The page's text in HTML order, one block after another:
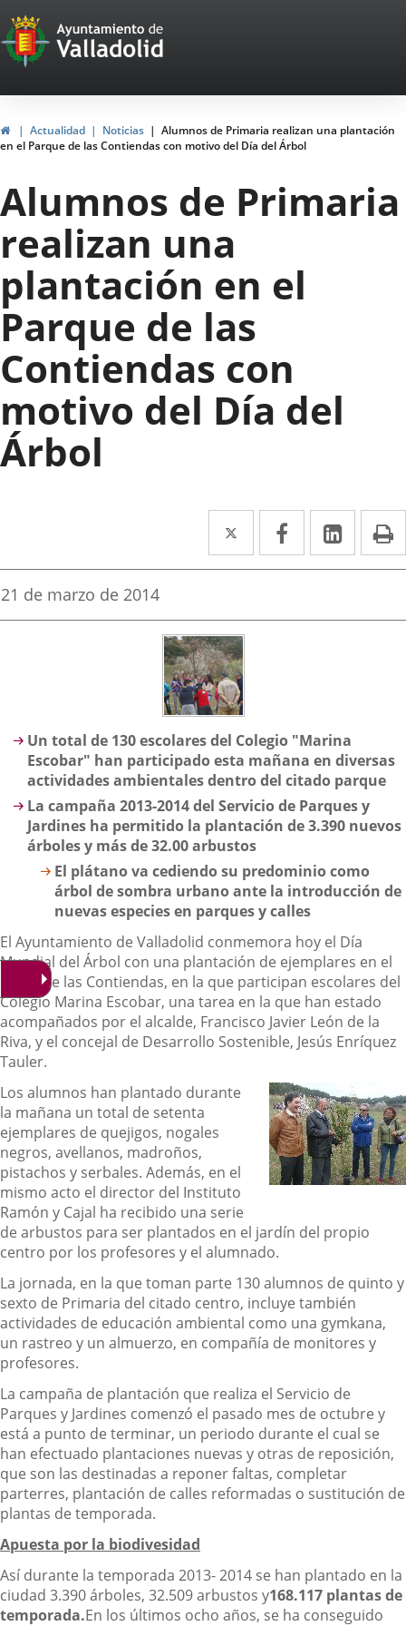
Portal
Web
del
Ayuntamiento
de
Valladolid
HomeActualidad Noticias
Alumnos de Primaria realizan una plantación
en el Parque de las Contiendas con motivo del Día del Árbol
Alumnos de Primaria
realizan una
plantación en el
Parque de las
Contiendas con
motivo del Día del
Árbol
Twitter
Enlace
a
aplicación
externa.
Facebook
Enlace
a
aplicación
Enlace
a
Fecha
la
21 de marzo de 2014
Descripción
Un total de 130 escolares del Colegio "Marina
Escobar" han participado esta mañana en diversas
actividades ambientales dentro del citado parque
La campaña 2013-2014 del Servicio de Parques y
Jardines ha permitido la plantación de 3.390 nuevos
árboles y más de 32.00 arbustos
El plátano va cediendo su predominio como
árbol de sombra urbano ante la introducción de
nuevas especies en parques y calles
El Ayuntamiento de Valladolid conmemora hoy el Día
Mundial del Árbol con una plantación de ejemplares en el
Cerro de las Contiendas, en la que participan escolares del
Colegio Marina Escobar, una tarea en la que han estado
acompañados por el alcalde, Francisco Javier León de la
Riva, y el concejal de Desarrollo Sostenible, Jesús Enríquez
Tauler.
Los alumnos han plantado durante
la mañana un total de setenta
ejemplares de quejigos, nogales
negros, avellanos, madroños,
pistachos y serbales. Además, en el
mismo acto el director del Instituto
Ramón y Cajal ha recibido una serie
de arbustos para ser plantados en el jardín del propio
centro por los profesores y el alumnado.
La jornada, en la que toman parte 130 alumnos de quinto y
sexto de Primaria del citado centro, incluye también
actividades de educación ambiental como una gymkana,
un rastreo y un almuerzo, en compañía de monitores y
profesores.
La campaña de plantación que realiza el Servicio de
Parques y Jardines comenzó el pasado mes de octubre y
está a punto de terminar, un periodo durante el cual se
han efectuado plantaciones nuevas y otras de reposición,
que son las destinadas a reponer faltas, completar
parterres, plantación de calles reformadas o sustitución de
plantas de temporada.
Apuesta por la biodivesidad
Así durante la temporada 2013- 2014 se han plantado en la
ciudad 3.390 árboles, 32.509 arbustos y168.117 plantas de
temporada.En los últimos ocho años, se ha conseguido